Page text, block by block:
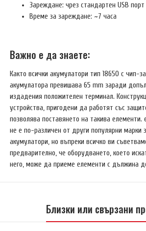
Зареждане: чрез стандартен USB порт
Време за зареждане: ~7 часа
Важно е да знаете:
Както всички акумулатори тип 18650 с чип-
акумулатора превишава 65 mm заради
издадения положителен терминал.
устройства, пригодени да работят със
позволява поставянето на такива
не е по-различен от други популярни марки
акумулатори, но въпреки всичко ви
предварително, че оборудването, което
него, може да приеме елементи с дължина
Близки или свързани